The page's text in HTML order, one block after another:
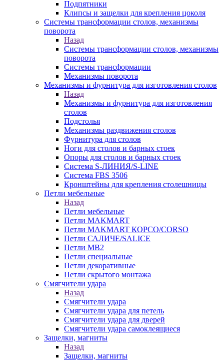
Подпятники
Клипсы и защелки для крепления цоколя
Системы трансформации столов, механизмы
поворота
Назад
Системы трансформации столов, механизмы
поворота
Системы трансформации
Механизмы поворота
Механизмы и фурнитура для изготовления столов
Назад
Механизмы и фурнитура для изготовления
столов
Подстолья
Механизмы раздвижения столов
Фурнитура для столов
Ноги для столов и барных стоек
Опоры для столов и барных стоек
Система S-ЛИНИЯ/S-LINE
Система FBS 3506
Кронштейны для крепления столешницы
Петли мебельные
Назад
Петли мебельные
Петли MAKMART
Петли MAKMART КОРСО/CORSO
Петли САЛИЧЕ/SALICE
Петли MB2
Петли специальные
Петли декоративные
Петли скрытого монтажа
Смягчители удара
Назад
Смягчители удара
Смягчители удара для петель
Смягчители удара для дверей
Cмягчители удара самоклеящиеся
Защелки, магниты
Назад
Защелки, магниты